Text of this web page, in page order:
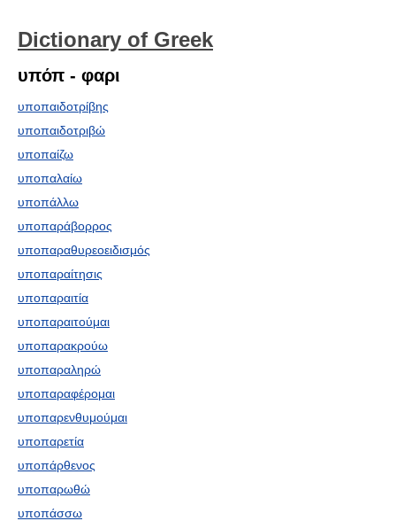
Dictionary of Greek
υπόπ - φαρι
υποπαιδοτρίβης
υποπαιδοτριβώ
υποπαίζω
υποπαλαίω
υποπάλλω
υποπαράβορρος
υποπαραθυρεοειδισμός
υποπαραίτησις
υποπαραιτία
υποπαραιτούμαι
υποπαρακρούω
υποπαραληρώ
υποπαραφέρομαι
υποπαρενθυμούμαι
υποπαρετία
υποπάρθενος
υποπαρωθώ
υποπάσσω